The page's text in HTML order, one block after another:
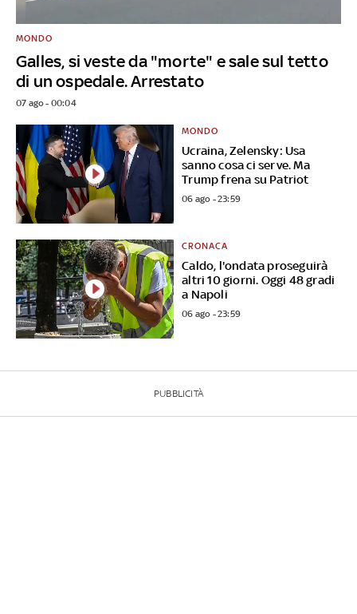
Galles, si veste da "morte" e sale sul tetto
di un ospedale. Arrestato
MONDO
07 ago - 00:04
Ucraina, Zelensky: Usa
sanno cosa ci serve. Ma
Trump frena su Patriot
MONDO
06 ago - 23:59
Caldo, l'ondata proseguirà
altri 10 giorni. Oggi 48 gradi
a Napoli
CRONACA
06 ago - 23:59
PUBBLICITÀ